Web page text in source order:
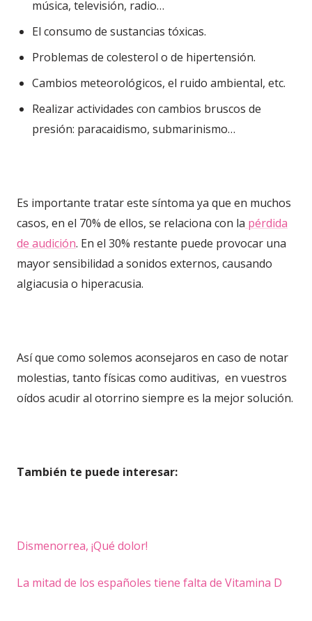
música, televisión, radio…
El consumo de sustancias tóxicas.
Problemas de colesterol o de hipertensión.
Cambios meteorológicos, el ruido ambiental, etc.
Realizar actividades con cambios bruscos de
presión: paracaidismo, submarinismo…
Es importante tratar este síntoma ya que en muchos
casos, en el 70% de ellos, se relaciona con la pérdida
de audición. En el 30% restante puede provocar una
mayor sensibilidad a sonidos externos, causando
algiacusia o hiperacusia.
Así que como solemos aconsejaros en caso de notar
molestias, tanto físicas como auditivas, en vuestros
oídos acudir al otorrino siempre es la mejor solución.
También te puede interesar:
Dismenorrea, ¡Qué dolor!
La mitad de los españoles tiene falta de Vitamina D